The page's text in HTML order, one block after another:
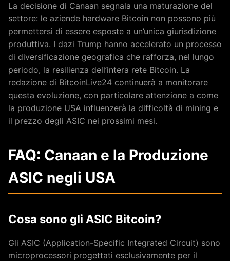
La decisione di Canaan segnala una maturazione del
settore: le aziende hardware Bitcoin non possono più
permettersi di essere esposte a un’unica giurisdizione
produttiva. I dazi Trump hanno accelerato un processo
di diversificazione geografica che rafforza, nel lungo
periodo, la resilienza dell’intera rete Bitcoin. La
redazione di BitcoinLive24 continuerà a monitorare
questa evoluzione, con particolare attenzione a come
la produzione USA influenzerà la difficoltà di mining e
il prezzo degli ASIC nei prossimi mesi.
FAQ: Canaan e la Produzione
ASIC negli USA
Cosa sono gli ASIC Bitcoin?
Gli ASIC (Application-Specific Integrated Circuit) sono
microprocessori progettati esclusivamente per il